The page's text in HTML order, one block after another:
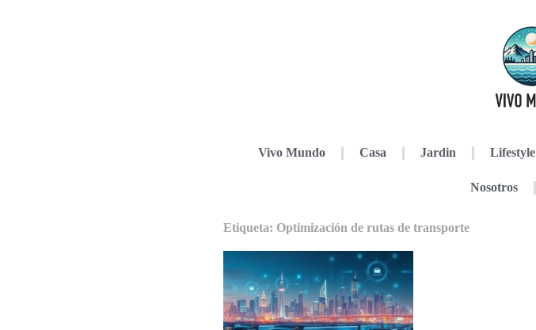
Vivo Mundo Casa Jardin Lifestyle
Nosotros
Etiqueta: Optimización de rutas de transporte